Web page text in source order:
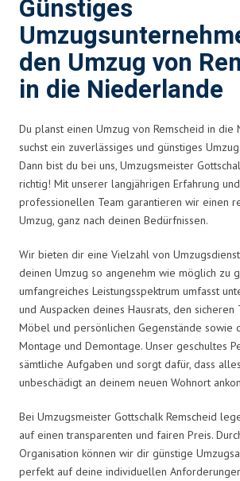
Günstiges
den Umzug von
in die Niederlande
Du planst einen Umzug von Remscheid in die
suchst ein zuverlässiges und günstiges
Dann bist du bei uns, Umzugsmeister
richtig! Mit unserer langjährigen Erfahrung
professionellen Team garantieren wir einen
Umzug, ganz nach deinen Bedürfnissen.
Wir bieten dir eine Vielzahl von
deinen Umzug so angenehm wie möglich zu
umfangreiches Leistungsspektrum umfasst
und Auspacken deines Hausrats, den
Möbel und persönlichen Gegenstände sowie
Montage und Demontage. Unser geschultes
sämtliche Aufgaben und sorgt dafür, dass
unbeschädigt an deinem neuen Wohnort
Bei Umzugsmeister Gottschalk Remscheid
auf einen transparenten und fairen Preis.
Organisation können wir dir günstige
perfekt auf deine individuellen